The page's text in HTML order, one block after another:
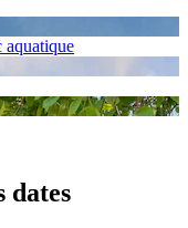
aquatique
dates